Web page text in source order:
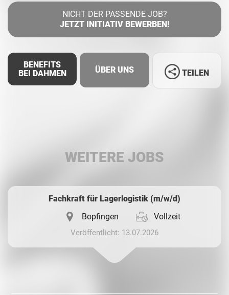
NICHT DER PASSENDE JOB?
JETZT INITIATIV BEWERBEN!
BENEFITS
BEI DAHMEN
ÜBER UNS TEILEN
WEITERE JOBS
Fachkraft für Lagerlogistik (m/w/d)
Bopfingen
Vollzeit
Veröffentlicht: 13.07.2026